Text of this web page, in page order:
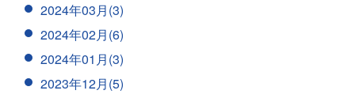
2024年03月(3)
2024年02月(6)
2024年01月(3)
2023年12月(5)